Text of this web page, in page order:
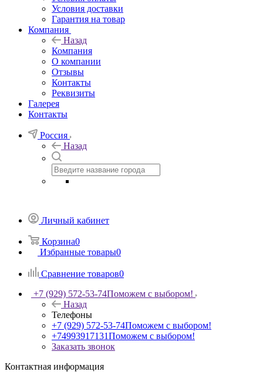
Условия доставки
Гарантия на товар
Компания
Назад
Компания
О компании
Отзывы
Контакты
Реквизиты
Галерея
Контакты
Россия
Назад
Личный кабинет
Корзина0
Избранные товары0
Сравнение товаров0
+7 (929) 572-53-74Поможем с выбором!
Назад
Телефоны
+7 (929) 572-53-74Поможем с выбором!
+74993917131Поможем с выбором!
Заказать звонок
Контактная информация